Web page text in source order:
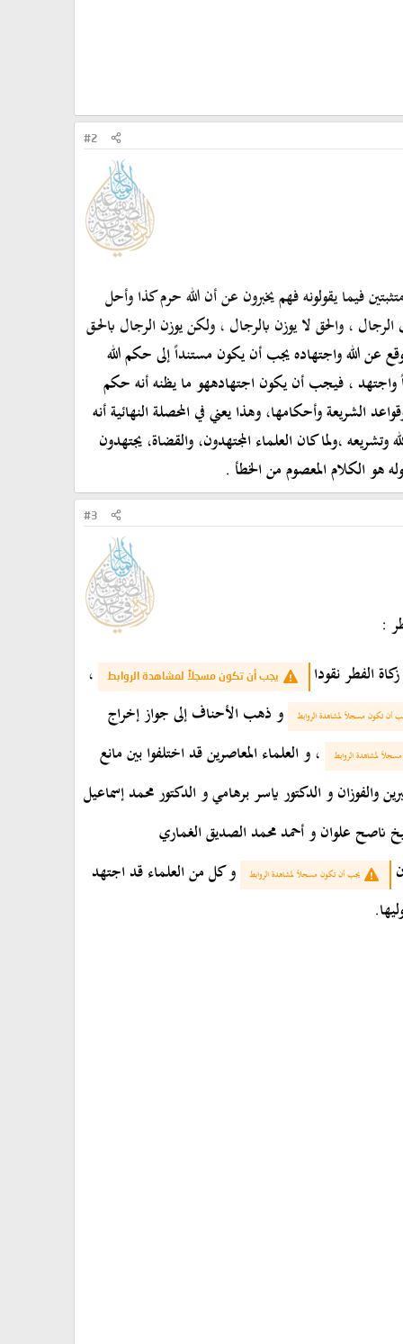
#2
فيما يقولونه فهم يخبرون عن أن الله حرم كذا وأحل
، والحق لا يوزن بالرجال ، ولكن يوزن الرجال بالحـق
عن الله واجتهاده يجب أنيكونمستنداًإلى حكم الله
واجتهد ، فيجب أن يكون اجتهادههو ما يظنهأنه حكم
الشريعة وأحكامها، وهذا يعني في المحصلة النهائية أنه
،ولما كان العلماء المجتهدون، والقضاة، يجتهدون
هو الكلام المعصوم من الخطأ .
#3
:
الفطر نقودا
يجب أن تكون مسجلاً لمشاهدة الروابط ،
أن تكون مسجلاً لمشاهدة الروابط و ذهب الأحناف إلى جواز إخراج
لمشاهدة الروابط
، و العلماء المعاصرين قد اختلفوا بين مانع
والفوزان و الدكتور ياسر برهامي و الدكتور محمد إسماعيل
ناصح علوان و أحمد محمد الصديق الغماري
يجب أن تكون مسجلاً لمشاهدة الروابط
و كل من العلماء قد اجتهد